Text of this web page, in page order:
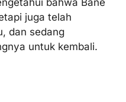
bahwa Bane
juga telah
dan sedang
untuk kembali.